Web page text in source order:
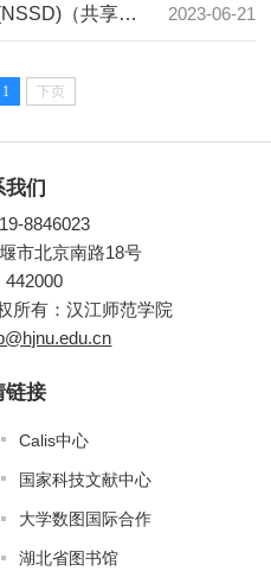
国家哲学社会科学学术期刊(NSSD)（共享资源） 2023-06-21
1 下页
我们
8846023
市北京南路18号
442000
所有：汉江师范学院
链接
Calis中心
国家科技文献中心
大学数图国际合作
湖北省图书馆